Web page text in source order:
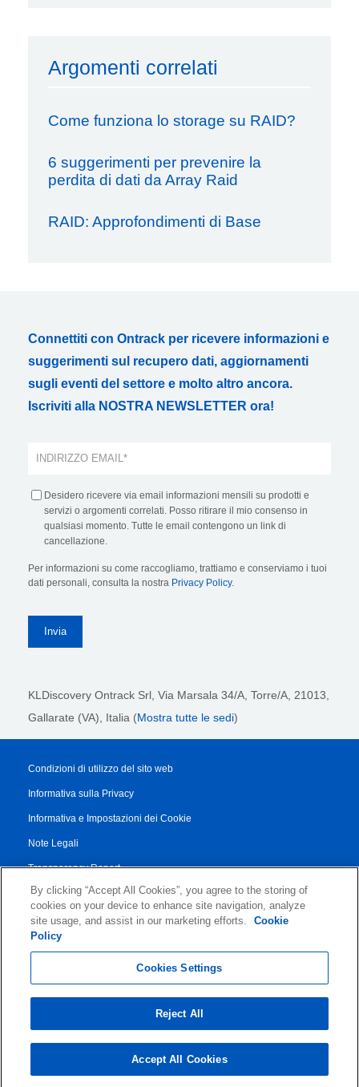
Argomenti correlati
Come funziona lo storage su RAID?
6 suggerimenti per prevenire la
perdita di dati da Array Raid
RAID: Approfondimenti di Base
Connettiti con Ontrack per ricevere informazioni e
suggerimenti sul recupero dati, aggiornamenti
sugli eventi del settore e molto altro ancora.
Iscriviti alla NOSTRA NEWSLETTER ora!
Desidero ricevere via email informazioni mensili su prodotti e
servizi o argomenti correlati. Posso ritirare il mio consenso in
qualsiasi momento. Tutte le email contengono un link di
cancellazione.
Per informazioni su come raccogliamo, trattiamo e conserviamo i tuoi
dati personali, consulta la nostra Privacy Policy.
KLDiscovery Ontrack Srl, Via Marsala 34/A, Torre/A, 21013,
Gallarate (VA), Italia (Mostra tutte le sedi)
Condizioni di utilizzo del sito web
Informativa sulla Privacy
Informativa e Impostazioni dei Cookie
Note Legali
Transparency Report
Termini di Servizio
Accordo di Collaborazione con i Partner
© 2026 KLDiscovery Ontrack - All Rights Reserved.
By clicking “Accept All Cookies”, you agree to the storing of
cookies on your device to enhance site navigation, analyze
site usage, and assist in our marketing efforts.
Cookie
Policy
Cookies Settings
Reject All
Accept All Cookies